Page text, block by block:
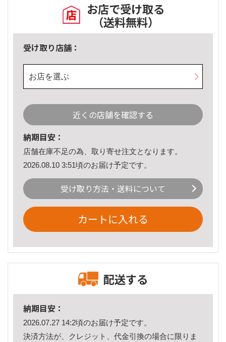
お店で受け取る
（送料無料）
受け取り店舗：
お店を選ぶ
近くの店舗を確認する
納期目安：
店舗在庫不足の為、取り寄せ注文となります。
2026.08.10 3:51頃のお届け予定です。
受け取り方法・送料について
カートに入れる
配送する
納期目安：
2026.07.27 14:2頃のお届け予定です。
決済方法が、クレジット、代金引換の場合に限りま